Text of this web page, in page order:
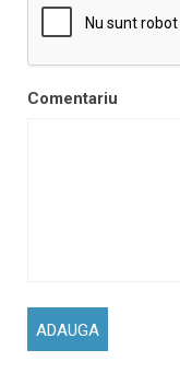
Comentariu